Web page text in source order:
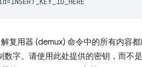
复用器 (demux) 命令中的所有内容都
数字。请使用此处提供的密钥，而不